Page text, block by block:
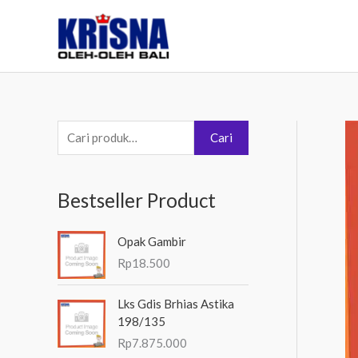
e
c
a
i
a
u
Cari
Bestseller Product
Opak Gambir
Rp18.500
Lks Gdis Brhias Astika
198/135
Rp7.875.000